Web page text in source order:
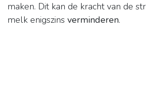
maken. Dit kan de kracht van de
melk enigszins verminderen.